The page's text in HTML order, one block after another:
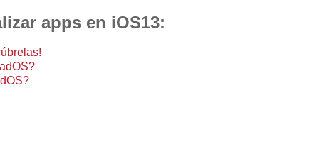
apps en iOS13: